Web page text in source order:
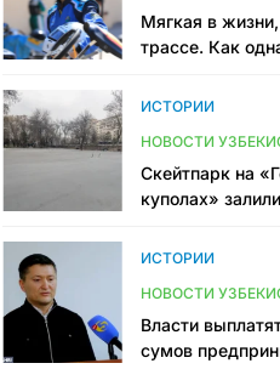
Мягкая в
трассе. Как
Узбекистане
ИСТОРИИ
НОВОСТИ
Скейтпарк на
куполах»
одно
ИСТОРИИ
НОВОСТИ
Власти
сумов